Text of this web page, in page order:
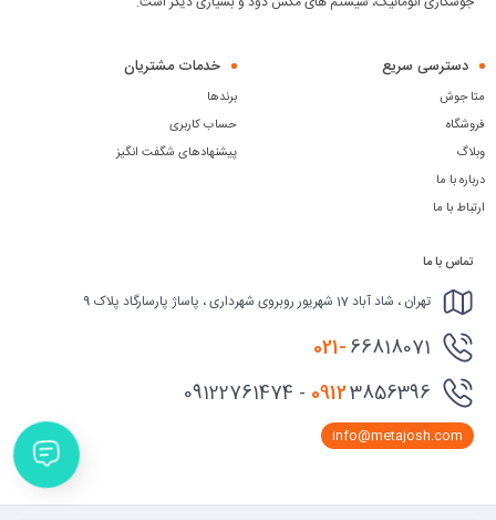
دسترسی سریع
متا جوش
فروشگاه
وبلاگ
درباره با ما
ارتباط با ما
خدمات مشتریان
برندها
حساب کاربری
پیشنهادهای شگفت انگیز
تماس با ما
تهران ، شاد آباد 17 شهریور روبروی شهرداری ، پاساژ پارسارگاد پلاک 9
021-66818071
09123856396 - 09122761474
info@metajosh.com